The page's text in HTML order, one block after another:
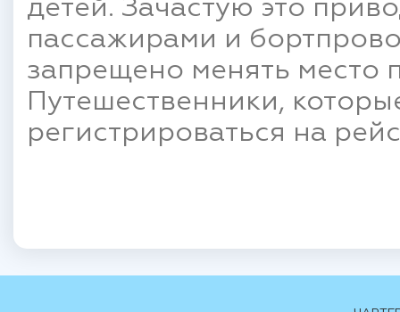
детей. Зачастую это
пассажирами и
запрещено менять место
Путешественники,
регистрироваться на